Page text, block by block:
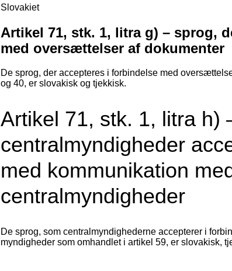
Slovakiet
Artikel 71, stk. 1, litra g) – sprog,
med oversættelser af dokumenter
De sprog, der accepteres i forbindelse med
og 40, er slovakisk og tjekkisk.
Artikel 71, stk. 1, litra h)
centralmyndigheder
med kommunikation
centralmyndigheder
De sprog, som centralmyndighederne accepterer i
myndigheder som omhandlet i artikel 59, er slovakisk,